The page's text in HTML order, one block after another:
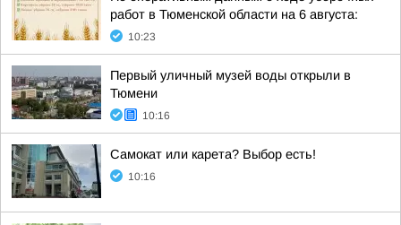
работ в Тюменской области на 6 августа:
10:23
Первый уличный музей воды открыли в
Тюмени
10:16
Самокат или карета? Выбор есть!
10:16